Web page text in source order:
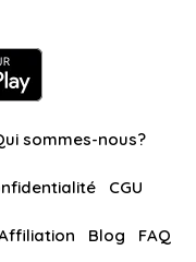
sommes-nous?
CGU
Blog FAQ